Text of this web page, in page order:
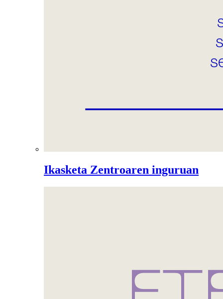
Ikasketa Zentroaren inguruan